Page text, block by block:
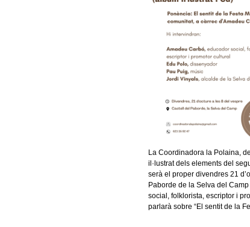
La Coordinadora la Polaina,
il·lustrat dels elements del
serà el proper divendres 21
Paborde de la Selva del
social, folklorista, escriptor i
parlarà sobre “El sentit de la